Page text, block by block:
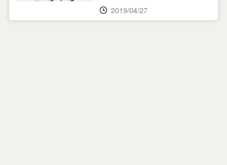
2019/04/27